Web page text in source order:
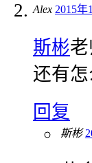
Alex 2015年
斯彬
还有
回复
斯彬